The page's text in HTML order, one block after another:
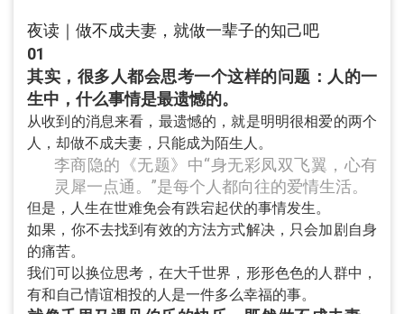
夜读｜做不成夫妻，就做一辈子的知己吧
01
其实，很多人都会思考一个这样的问题：人的一
生中，什么事情是最遗憾的。
从收到的消息来看，最遗憾的，就是明明很相爱的两个
人，却做不成夫妻，只能成为陌生人。
李商隐的《无题》中“身无彩凤双飞翼，心有
灵犀一点通。”是每个人都向往的爱情生活。
但是，人生在世难免会有跌宕起伏的事情发生。
如果，你不去找到有效的方法方式解决，只会加剧自身
的痛苦。
我们可以换位思考，在大千世界，形形色色的人群中，
有和自己情谊相投的人是一件多么幸福的事。